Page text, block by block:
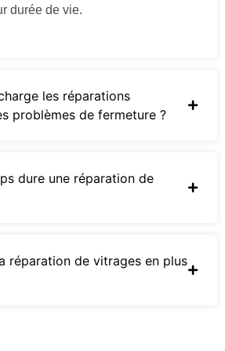
durée de vie.
les réparations
problèmes de fermeture ?
dure une réparation de
réparation de vitrages en plus